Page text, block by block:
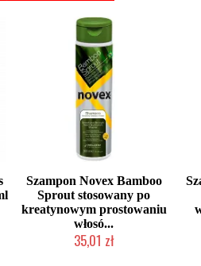
Szampon Novex Bamboo
Sprout stosowany po
kreatynowym prostowaniu
włosó...
35,01 zł